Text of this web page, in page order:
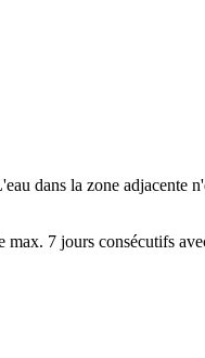
dans la zone
7 jours consécutifs